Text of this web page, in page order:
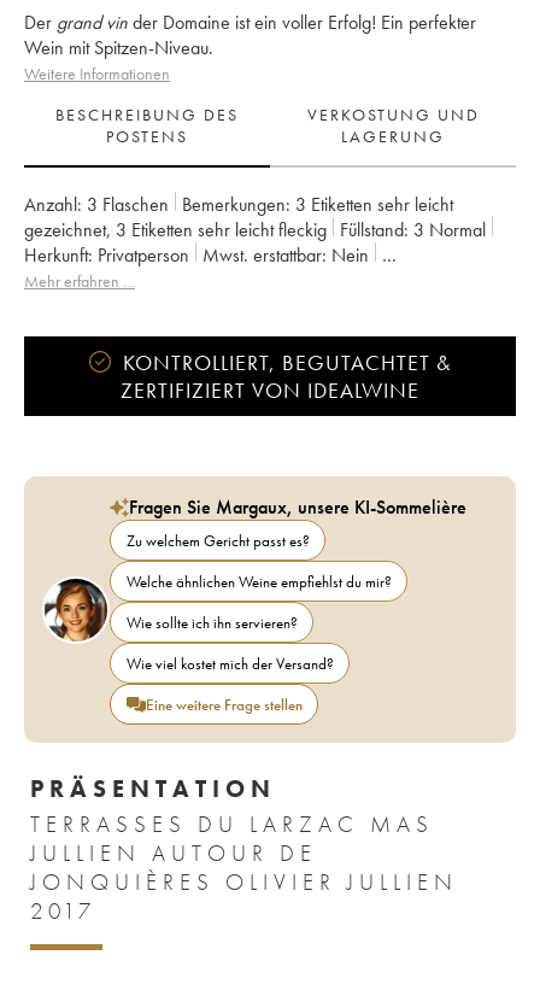
Der grand vinder Domaine ist ein voller Erfolg! Ein perfekter
Wein mit Spitzen-Niveau.
Weitere Informationen
BESCHREIBUNG DES
POSTENS
VERKOSTUNG UND
LAGERUNG
Anzahl: 3 Flaschen Bemerkungen: 3 Etiketten sehr leicht
gezeichnet, 3 Etiketten sehr leicht fleckig Füllstand: 3 Normal
Herkunft:
privatperson Mwst. erstattbar:
nein
Region: Languedoc
Mehr erfahren …
KONTROLLIERT, BEGUTACHTET &
ZERTIFIZIERT VON IDEALWINE
Fragen Sie Margaux, unsere KI-Sommelière
Zu welchem Gericht passt es?
Welche ähnlichen Weine empfiehlst du mir?
Wie sollte ich ihn servieren?
Wie viel kostet mich der Versand?
Eine weitere Frage stellen
PRÄSENTATION
TERRASSES DU LARZAC MAS
JULLIEN AUTOUR DE
JONQUIÈRES OLIVIER JULLIEN
2017